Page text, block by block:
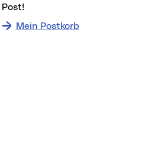
Post!
Mein Postkorb